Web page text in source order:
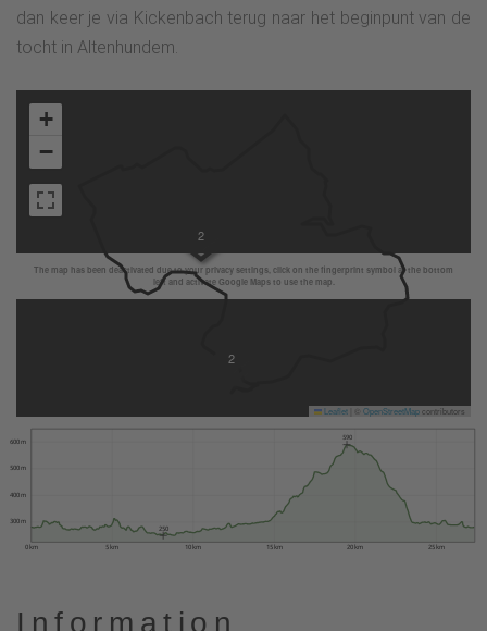
dan keer je via Kickenbach terug naar het beginpunt van de
tocht in Altenhundem.
The map has been deactivated due to your privacy settings, click on the fingerprint symbol at the bottom
left and activate Google Maps to use the map.
2
2
+
−
Leaflet OpenStreetMapcontributors
0 km 5 km 10 km 15 km 20 km 25 km
300 m
400 m
500 m
600 m
250
590
Information